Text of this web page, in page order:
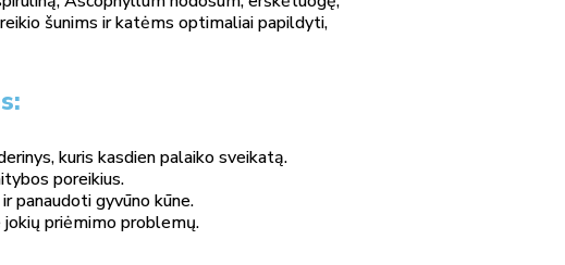
šunims ir katėms optimaliai papildyti,
kuris kasdien palaiko sveikatą.
poreikius.
panaudoti gyvūno kūne.
priėmimo problemų.